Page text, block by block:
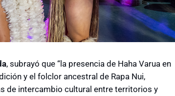
, subrayó que “la presencia de Haha Varua en
y el folclor ancestral de Rapa Nui,
de intercambio cultural entre territorios y